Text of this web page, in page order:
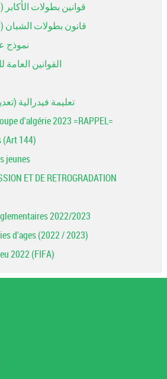
قوانين بطولات الأكابر
قانون بطولات الشبان
نموذج
القوانين العامة
تعليمة فيدرالية
d'algérie 2023 =RAPPEL=
(Art 144)
jeunes
ET DE RETROGRADATION
2022/2023
d'ages (2022 / 2023)
2022 (FIFA)